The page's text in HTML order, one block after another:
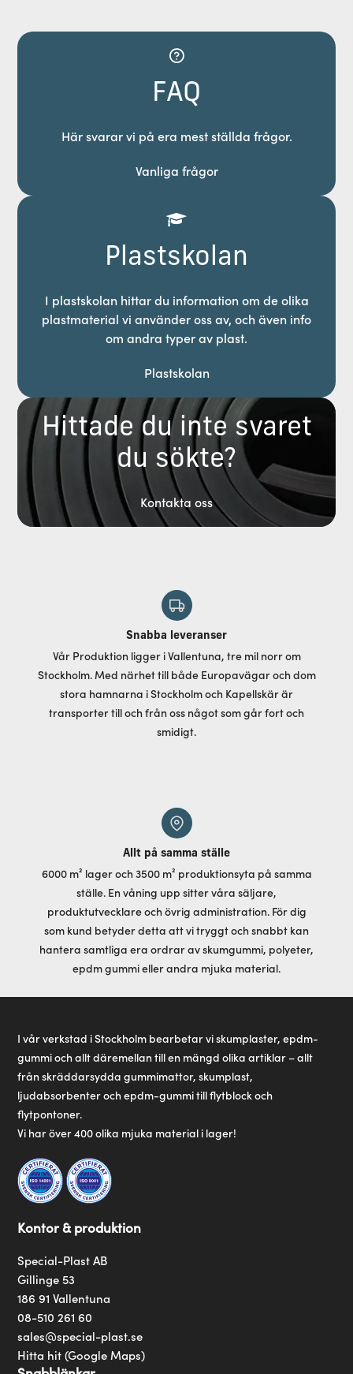
FAQ
Här svarar vi på era mest ställda frågor.
Vanliga frågor
Plastskolan
I plastskolan hittar du information om de olika
plastmaterial vi använder oss av, och även info
om andra typer av plast.
Plastskolan
Hittade du inte svaret
du sökte?
Kontakta oss
Snabba leveranser
Vår Produktion ligger i Vallentuna, tre mil norr om
Stockholm. Med närhet till både Europavägar och dom
stora hamnarna i Stockholm och Kapellskär är
transporter till och från oss något som går fort och
smidigt.
Allt på samma ställe
6000 m² lager och 3500 m² produktionsyta på samma
ställe. En våning upp sitter våra säljare,
produktutvecklare och övrig administration. För dig
som kund betyder detta att vi tryggt och snabbt kan
hantera samtliga era ordrar av skumgummi, polyeter,
epdm gummi eller andra mjuka material.
I vår verkstad i Stockholm bearbetar vi skumplaster, epdm-
gummi och allt däremellan till en mängd olika artiklar – allt
från skräddarsydda gummimattor, skumplast,
ljudabsorbenter och epdm-gummi till flytblock och
flytpontoner.
Vi har över 400 olika mjuka material i lager!
Kontor & produktion
Special-Plast AB
Gillinge 53
186 91 Vallentuna
08-510 261 60
sales@special-plast.se
Hitta hit (Google Maps)